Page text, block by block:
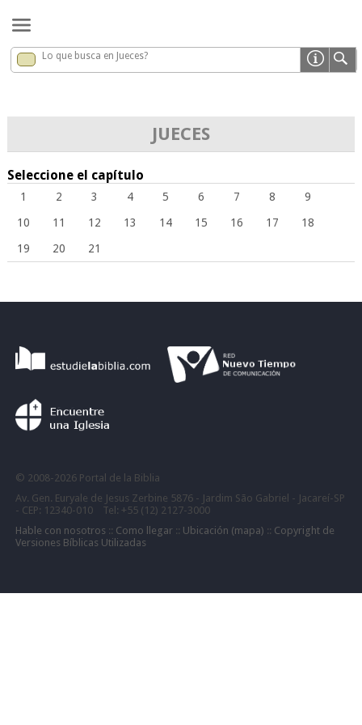
Jueces x
Lo que busca en Jueces?
JUECES
Seleccione el capítulo
1 2 3 4 5 6 7 8
9
10
11 12 13 14 15 16 17
18
19
20 21
© 2008- 2026 Portal de la Biblia
Av. Gen. Euryale de Jesus Zerbine 5876 - Jardim São Gabriel - Jacareí-SP
- CEP: 12340-010 Tel: +55 (12) 2127-3000
Hable con nosotros :: Como llegar:: Ubicación (mapa) :: Copyright de
Versiones Bíblicas Utilizadas